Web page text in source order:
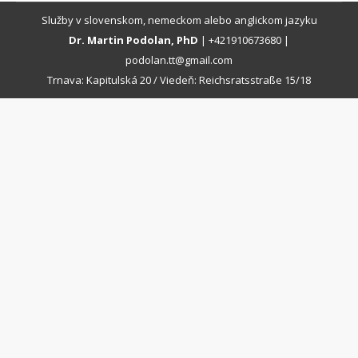
Služby v slovenskom, nemeckom alebo anglickom jazyku
Dr. Martin Podolan, PhD | +421910673680 |
podolan.tt@gmail.com
Trnava: Kapitulská 20 / Viedeň: Reichsratsstraße 15/18